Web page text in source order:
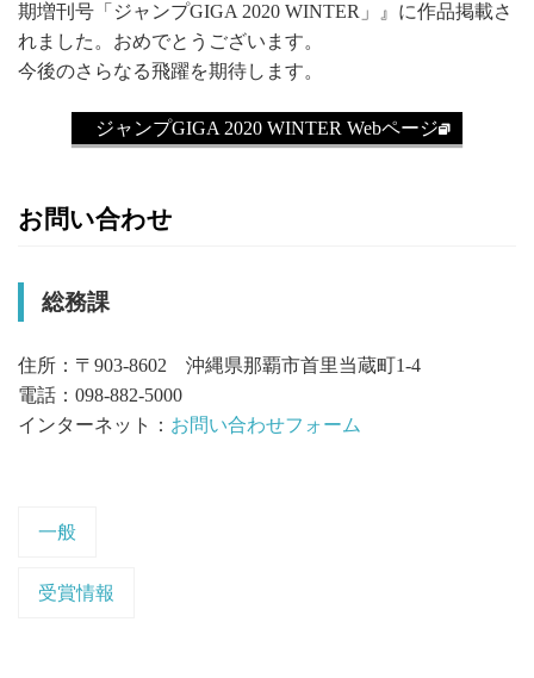
期増刊号「ジャンプGIGA 2020 WINTER」』に作品掲載さ
れました。おめでとうございます。
今後のさらなる飛躍を期待します。
ジャンプGIGA 2020 WINTER Webページ
お問い合わせ
総務課
住所：〒903-8602 沖縄県那覇市首里当蔵町1-4
電話：098-882-5000
インターネット： お問い合わせフォーム
一般
受賞情報